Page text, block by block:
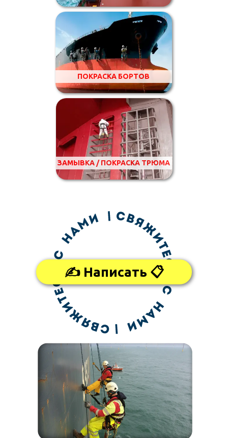
ЗАМЫВКА / ПОКРАСКА ТРЮМА
ПОКРАСКА БОРТОВ
✍ Написать 📋